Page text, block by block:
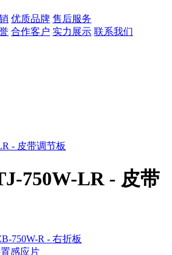
优质品牌 售后服务
合作客户 实力展示 联系我们
750W-LR - 皮带
750W-R - 右折板
感应片